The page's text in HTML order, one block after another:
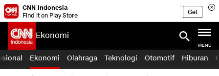
CNN Indonesia
Find it on Play Store
Get
Ekonomi
MENU
Ekonomi Olahraga Teknologi Otomotif Hiburan